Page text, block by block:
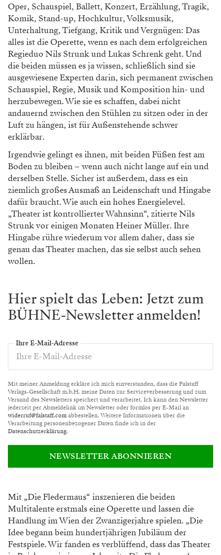
Oper, Schauspiel, Ballett, Konzert, Erzählung, Tragik,
Komik, Stand-up, Hochkultur, Volksmusik,
Unterhaltung, Tiefgang, Kritik und Vergnügen: Das
alles ist die Operette, wenn esnach dem erfolgreichen
Regieduo Nils Strunk und Lukas Schrenk geht. Und
die beiden müssen es ja wissen, schließlich sind sie
ausgewiesene Experten darin, sich permanent zwischen
Schauspiel, Regie, Musik und Kompositionhin- und
herzubewegen. Wie sie es schaffen, dabei nicht
andauernd zwischen den Stühlenzu sitzen oder in der
Luft zu hängen, ist fürAußenstehende schwer
erklärbar.
Irgendwie gelingt es ihnen, mit beiden Füßen fest am
Bodenzu bleiben – wenn auch nicht lange auf ein und
derselben Stelle. Sicher ist außerdem, dass es ein
ziemlich großes Ausmaß an Leidenschaftund Hingabe
dafür braucht. Wie auch einhohes Energielevel.
„Theater ist kontrollierterWahnsinn“, zitierte Nils
Strunk vor einigenMonaten Heiner Müller. Ihre
Hingabe rühre wiederum vor allem daher, dass sie
genau dasTheater machen, das sie selbst auch sehen
wollen.
Hier spielt das Leben: Jetzt zum
BÜHNE-Newsletter anmelden!
Ihre E-Mail-Adresse
Mit meiner Anmeldung erkläre ich mich einverstanden, dass die Falstaff
Verlags-Gesellschaft m.b.H. meine Daten zur Serviceverbesserung und zum
Versand des Newsletters speichert und verarbeitet. Ich kann den Newsletter
jederzeit per Abmeldelink im Newsletter oder formlos per E-Mail an
widerruf@falstaff.comabbestellen. Weitere Informationen über die
Verarbeitung personenbezogener Daten finde ich in der
Datenschutzerklärung.
NEWSLETTER ABONNIEREN
Mit „Die Fledermaus“ inszenieren die beiden
Multitalente erstmals eine Operette und lassendie
Handlung im Wien der Zwanzigerjahre spielen. „Die
Idee begann beim hundertjährigen Jubiläum der
Festspiele. Wir fanden esverblüffend, dass das Theater